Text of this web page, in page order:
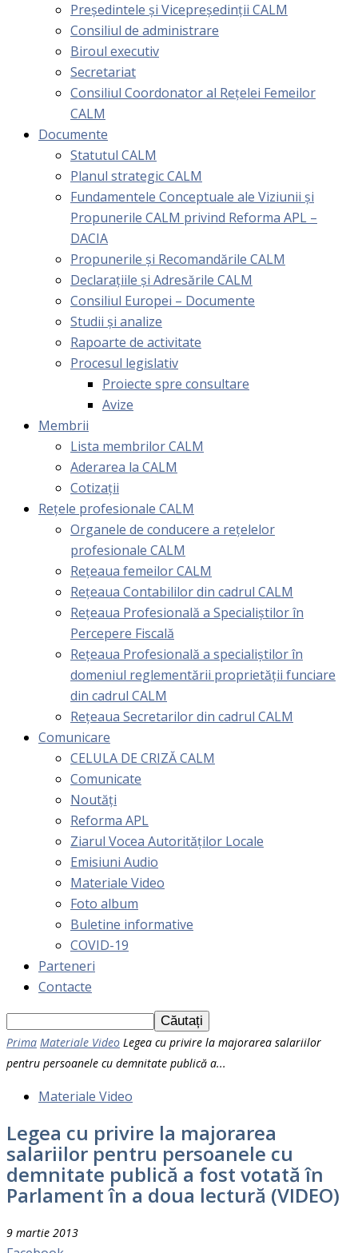
Președintele și Vicepreședinții CALM
Consiliul de administrare
Biroul executiv
Secretariat
Consiliul Coordonator al Rețelei Femeilor
CALM
Documente
Statutul CALM
Planul strategic CALM
Fundamentele Conceptuale ale Viziunii și
Propunerile CALM privind Reforma APL –
DACIA
Propunerile și Recomandările CALM
Declarațiile și Adresările CALM
Consiliul Europei – Documente
Studii și analize
Rapoarte de activitate
Procesul legislativ
Proiecte spre consultare
Avize
Membrii
Lista membrilor CALM
Aderarea la CALM
Cotizaţii
Rețele profesionale CALM
Organele de conducere a rețelelor
profesionale CALM
Rețeaua femeilor CALM
Rețeaua Contabililor din cadrul CALM
Rețeaua Profesională a Specialiștilor în
Percepere Fiscală
Reţeaua Profesională a specialiştilor în
domeniul reglementării proprietăţii funciare
din cadrul CALM
Rețeaua Secretarilor din cadrul CALM
Comunicare
CELULA DE CRIZĂ CALM
Comunicate
Noutăți
Reforma APL
Ziarul Vocea Autorităților Locale
Emisiuni Audio
Materiale Video
Foto album
Buletine informative
COVID-19
Parteneri
Contacte
Prima Materiale Video Legea cu privire la majorarea salariilor
pentru persoanele cu demnitate publică a...
Materiale Video
Legea cu privire la majorarea
salariilor pentru persoanele cu
demnitate publică a fost votată în
Parlament în a doua lectură (VIDEO)
9 martie 2013